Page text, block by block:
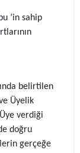
’in sahip
belirtilen
Üyelik
verdiği
doğru
gerçeğe